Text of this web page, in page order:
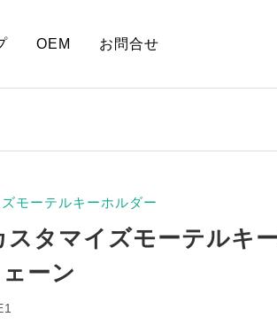
OEM お問合せ
モーテルキーホルダー
タマイズモーテルキ
ーン